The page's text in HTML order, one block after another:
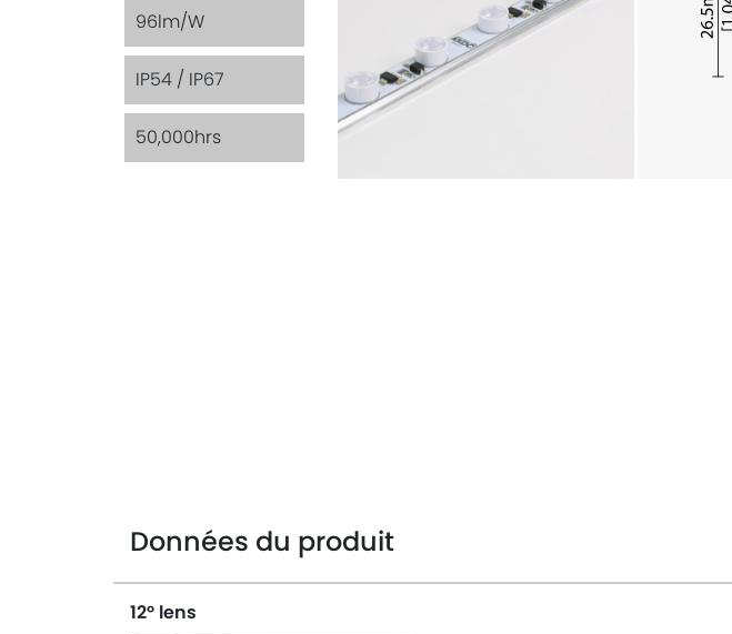
96lm/W
IP54 / IP67
50,000hrs
Données du produit
12° lens